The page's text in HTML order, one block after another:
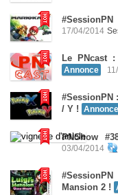
17/04/2014
Le PNcast
Annonce
#SessionPN
/ Y !
Annonce
PNShow
03/04/2014
Mansion 2 !